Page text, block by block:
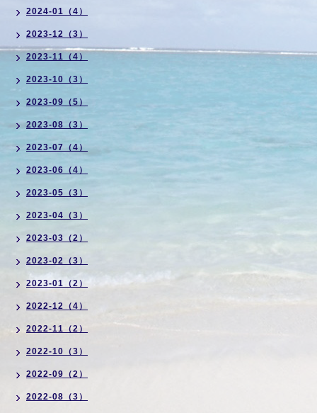
2024-01（4）
2023-12（3）
2023-11（4）
2023-10（3）
2023-09（5）
2023-08（3）
2023-07（4）
2023-06（4）
2023-05（3）
2023-04（3）
2023-03（2）
2023-02（3）
2023-01（2）
2022-12（4）
2022-11（2）
2022-10（3）
2022-09（2）
2022-08（3）